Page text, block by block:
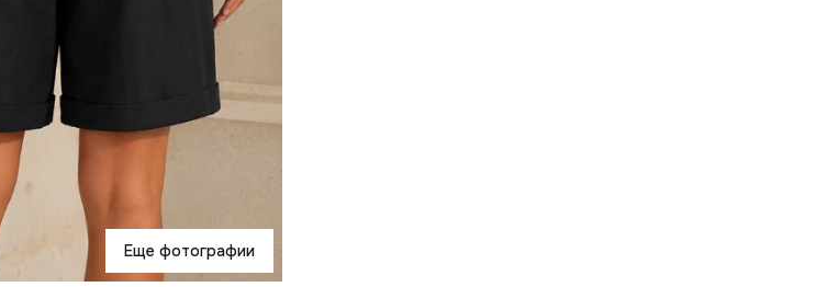
Еще фотографии